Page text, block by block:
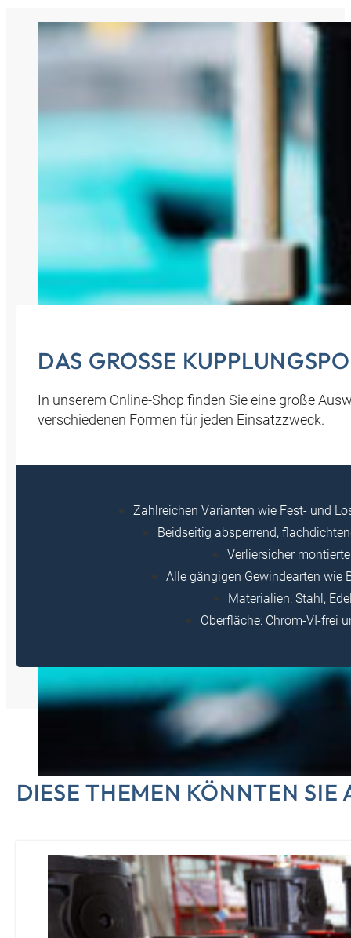
DAS GROSSE
In unserem Online-Shop finden Sie eine große
verschiedenen Formen für jeden Einsatzzweck.
Zahlreichen Varianten wie Fest- und
Beidseitig absperrend,
Verliersicher
Alle gängigen Gewindearten wie
Materialien: Stahl,
Oberfläche: Chrom-VI-frei
DIESE THEMEN KÖNNTEN SIE